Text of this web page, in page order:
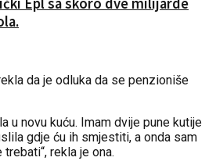
Epl sa skoro dve milijarde
da je odluka da se penzioniše
u novu kuću. Imam dvije pune kutije
gdje ću ih smjestiti, a onda sam
rekla je ona.